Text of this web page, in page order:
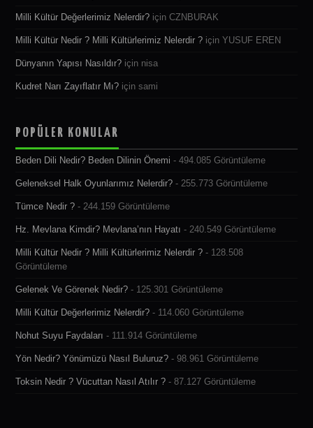
Milli Kültür Değerlerimiz Nelerdir? içinCZNBURAK
Milli Kültür Nedir ? Milli Kültürlerimiz Nelerdir ? içinYUSUF EREN
Dünyanın Yapısı Nasıldır? için nisa
Kudret Narı Zayıflatır Mı? içinsami
POPÜLER KONULAR
Beden Dili Nedir? Beden Dilinin Önemi - 494.085 Görüntüleme
Geleneksel Halk Oyunlarımız Nelerdir? - 255.773 Görüntüleme
Tümce Nedir ? - 244.159 Görüntüleme
Hz. Mevlana Kimdir? Mevlana’nın Hayatı - 240.549 Görüntüleme
Milli Kültür Nedir ? Milli Kültürlerimiz Nelerdir ? - 128.508
Görüntüleme
Gelenek Ve Görenek Nedir? - 125.301 Görüntüleme
Milli Kültür Değerlerimiz Nelerdir? - 114.060 Görüntüleme
Nohut Suyu Faydaları - 111.914 Görüntüleme
Yön Nedir? Yönümüzü Nasıl Buluruz? - 98.961 Görüntüleme
Toksin Nedir ? Vücuttan Nasıl Atılır ? - 87.127 Görüntüleme